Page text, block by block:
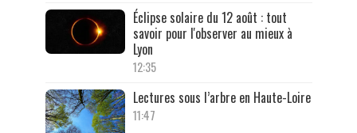
Éclipse solaire du 12 août : tout
savoir pour l'observer au mieux à
Lyon
12:35
Lectures sous l’arbre en Haute-Loire
11:47